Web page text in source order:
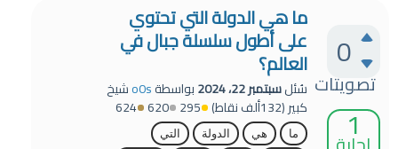
0
تصويتات
1
ما هي الدولة التي تحتوي
على أطول سلسلة جبال في
العالم؟
سُئلسبتمبر 22، 2024 بواسطةo0sشيخ
كبير(132ألف نقاط) 295
620
624
ما هي الدولة
التي